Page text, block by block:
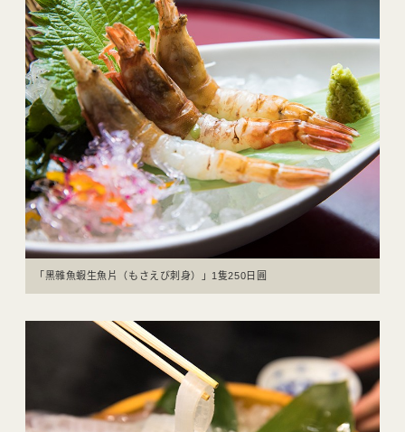
「黑雜魚蝦生魚片（もさえび刺身）」1隻250日圓